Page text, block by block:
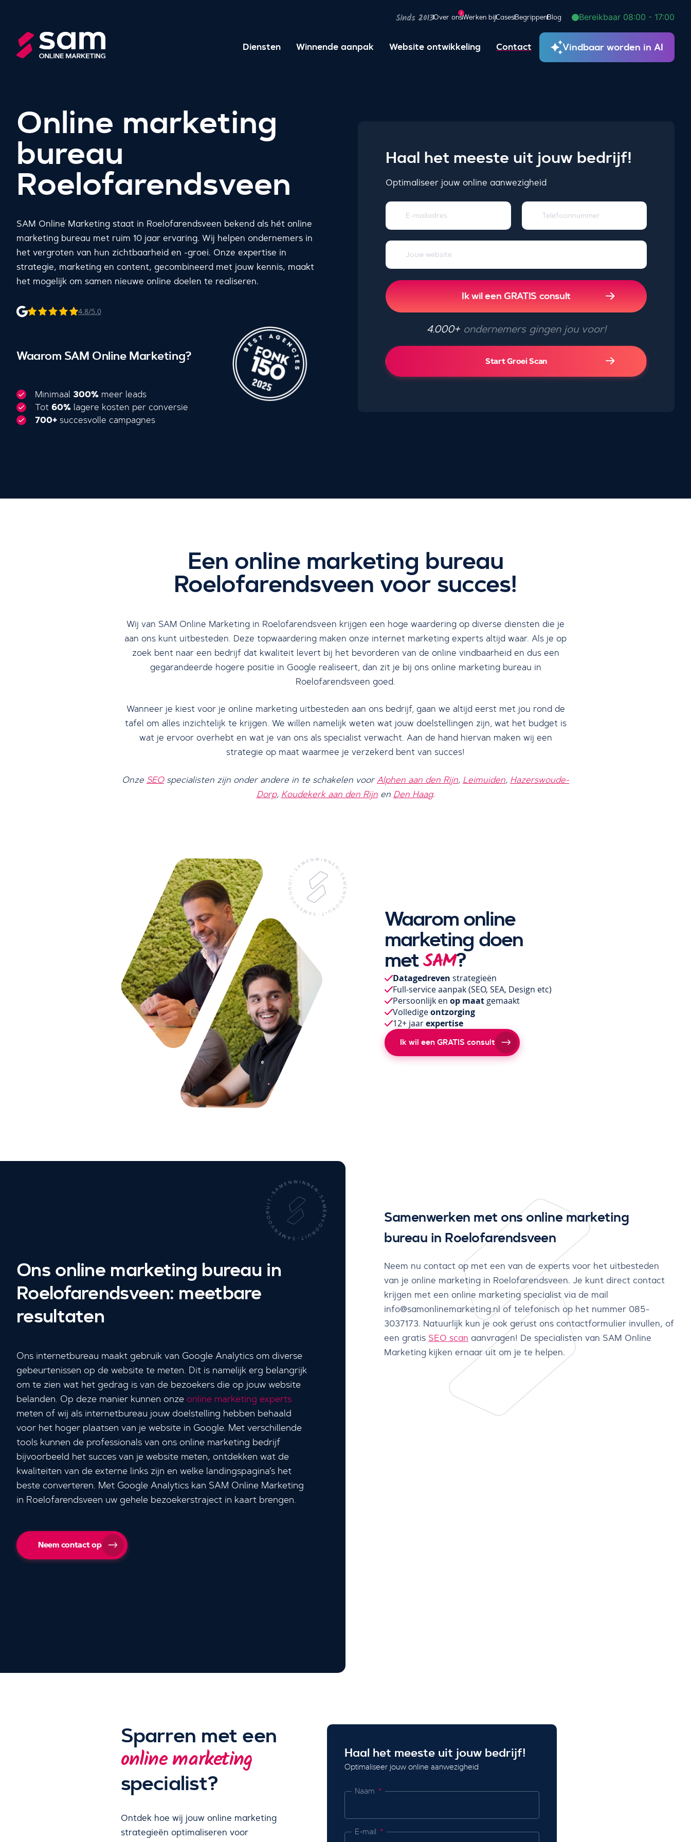
Sinds 2013Over ons
2
Werken bijCasesBegrippenBlog Bereikbaar 08:00 - 17:00
Diensten Winnende aanpak Website ontwikkeling Contact Vindbaar worden in AI
Online marketing
bureau
Roelofarendsveen
SAM Online Marketing staat in Roelofarendsveen bekend als hét online
marketing bureau met ruim 10 jaar ervaring. Wij helpen ondernemers in
het vergroten van hun zichtbaarheid en -groei. Onze expertise in
strategie, marketing en content, gecombineerd met jouw kennis, maakt
het mogelijk om samen nieuwe online doelen te realiseren.
4.8/5.0
Waarom SAM Online Marketing?
Minimaal 300% meer leads
Tot 60% lagere kosten per conversie
700+ succesvolle campagnes
Haal het meeste uit jouw bedrijf!
Optimaliseer jouw online aanwezigheid
Ik wil een GRATIS consult
4.000+ondernemers gingen jou voor!
Start Groei Scan
Een online marketing bureau
Roelofarendsveen voor succes!
Wij van SAM Online Marketing in Roelofarendsveen krijgen een hoge waardering op diverse diensten die je
aan ons kunt uitbesteden. Deze topwaardering maken onze internet marketing experts altijd waar. Als je op
zoek bent naar een bedrijf dat kwaliteit levert bij het bevorderen van de online vindbaarheid en dus een
gegarandeerde hogere positie in Google realiseert, dan zit je bij ons online marketing bureau in
Roelofarendsveen goed.
Wanneer je kiest voor je online marketing uitbesteden aan ons bedrijf, gaan we altijd eerst met jou rond de
tafel om alles inzichtelijk te krijgen. We willen namelijk weten wat jouw doelstellingen zijn, wat het budget is
wat je ervoor overhebt en wat je van ons als specialist verwacht. Aan de hand hiervan maken wij een
strategie op maat waarmee je verzekerd bent van succes!
Onze SEOspecialisten zijn onder andere in te schakelen voorAlphen aan den Rijn, Leimuiden, Hazerswoude-
Dorp, Koudekerk aan den Rijnen Den Haag.
Waarom online
marketing doen
met SAM?
Datagedreven strategieën
Full-service aanpak(SEO, SEA, Design etc)
Persoonlijk enop maat gemaakt
Volledigeontzorging
12+ jaarexpertise
Ik wil een GRATIS consult
Ons online marketing bureau in
Roelofarendsveen: meetbare
resultaten
Ons internetbureau maakt gebruik van Google Analytics om diverse
gebeurtenissen op de website te meten. Dit is namelijk erg belangrijk
om te zien wat het gedrag is van de bezoekers die op jouw website
belanden. Op deze manier kunnen onze online marketing experts
meten of wij als internetbureau jouw doelstelling hebben behaald
voor het hoger plaatsen van je website in Google. Met verschillende
tools kunnen de professionals van ons online marketing bedrijf
bijvoorbeeld het succes van je website meten, ontdekken wat de
kwaliteiten van de externe links zijn en welke landingspagina’s het
beste converteren. Met Google Analytics kan SAM Online Marketing
in Roelofarendsveen uw gehele bezoekerstraject in kaart brengen.
Neem contact op
Samenwerken met ons online marketing
bureau in Roelofarendsveen
Neem nu contact op met een van de experts voor het uitbesteden
van je online marketing in Roelofarendsveen. Je kunt direct contact
krijgen met een online marketing specialist via de mail
info@samonlinemarketing.nl of telefonisch op het nummer 085-
3037173. Natuurlijk kun je ook gerust ons contactformulier invullen, of
een gratis SEO scan aanvragen! De specialisten van SAM Online
Marketing kijken ernaar uit om je te helpen.
Sparren met een
online marketing
specialist?
Ontdek hoe wij jouw online marketing
strategieën optimaliseren voor
Haal het meeste uit jouw bedrijf!
Optimaliseer jouw online aanwezigheid
Naam
E-mail